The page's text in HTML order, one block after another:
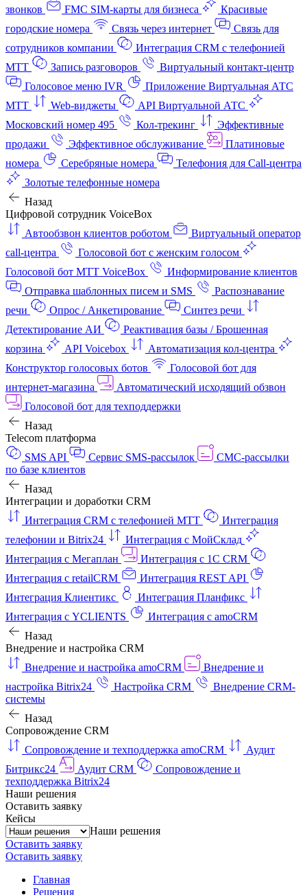
звонков
FMC SIM-карты для бизнеса
Красивые
городские номера
Связь через интернет
Связь для
сотрудников компании
Интеграция CRM с телефонией
МТТ
Запись разговоров
Виртуальный контакт‑центр
Голосовое меню IVR
Приложение Виртуальная АТС
МТТ
Web-виджеты
API Виртуальной АТС
Московский номер 495
Кол-трекинг
Эффективные
продажи
Эффективное обслуживание
Платиновые
номера
Серебряные номера
Телефония для Call-центра
Золотые телефонные номера
Назад
Цифровой сотрудник VoiceBox
Автообзвон клиентов роботом
Виртуальный оператор
call-центра
Голосовой бот с женским голосом
Голосовой бот МТТ VoiceBox
Информирование клиентов
Отправка шаблонных писем и SMS
Распознавание
речи
Опрос / Анкетирование
Синтез речи
Детектирование АИ
Реактивация базы / Брошенная
корзина
API Voicebox
Автоматизация кол‑центра
Конструктор голосовых ботов
Голосовой бот для
интернет‑магазина
Автоматический исходящий обзвон
Голосовой бот для техподдержки
Назад
Telecom платформа
SMS API
Сервис SMS-рассылок
СМС-рассылки
по базе клиентов
Назад
Интеграции и доработки CRM
Интеграция CRM с телефонией МТТ
Интеграция
телефонии и Bitrix24
Интеграция с МойСклад
Интеграция с Мегаплан
Интеграция с 1C CRM
Интеграция с retailCRM
Интеграция REST API
Интеграция Клиентикс
Интеграция Планфикс
Интеграция с YCLIENTS
Интеграция с amoCRM
Назад
Внедрение и настройка CRM
Внедрение и настройка amoCRM
Внедрение и
настройка Bitrix24
Настройка CRM
Внедрение CRM-
системы
Назад
Сопровождение CRM
Сопровождение и техподдержка amoCRM
Аудит
Битрикс24
Аудит CRM
Сопровождение и
техподдержка Bitrix24
Наши решения
Оставить заявку
Кейсы
Наши решения
Оставить заявку
Оставить заявку
Главная
Решения